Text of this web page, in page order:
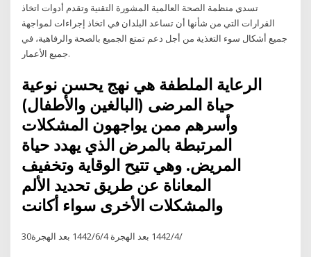
تسدي منظمة الصحة العالمية المشورة التقنية وتقدم أدوات اتخاذ
القرارات التي من شأنها أن تساعد البلدان في اتخاذ إجراءات لمواجهة
جميع أشكال سوء التغذية من أجل دعم تمتع الجميع بالصحة والرفاهية، في
جميع الأعمار.
الرعاية الملطفة هي نهج يحسن نوعية
حياة المرضى (البالغين والأطفال)
وأسرهم ممن يواجهون المشكلات
المرتبطة بالمرض الذي يهدد حياة
المريض. وهي تتيح الوقاية وتخفيف
المعاناة عن طريق تحديد الألم
والمشكلات الأخرى سواء أكانت
30‏‏/4‏‏/1442 بعد الهجرة 4‏‏/6‏‏/1442 بعد الهجرة